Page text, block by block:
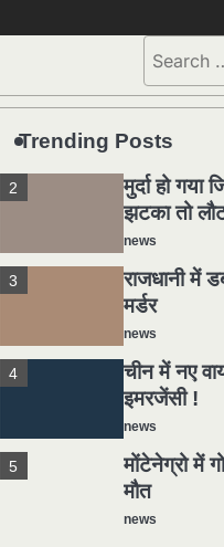
Search
Trending Posts
news
1
यमदूत बना
news
2
मुर्दा हो गया
झटका तो
news
3
राजधानी में
मर्डर
news
4
चीन में नए
इमरजेंसी !
news
5
मोंटेनेग्रो में
मौत
news